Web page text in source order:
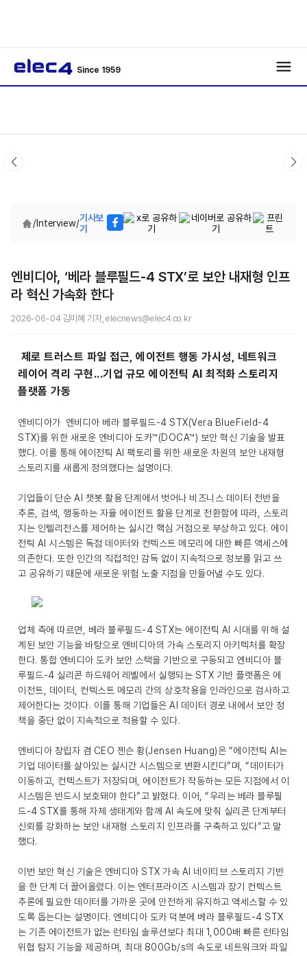
Since 1959
/Interview/기사보
기
엔비디아, ‘베라 블루필드-4 STX’로 보안 내재형 인프
라 혁신 가속화 한다
2026-06-04 김미혜 기자, elecnews@elec4.co.kr
제로 트러스트 파일 접근, 에이전트 행동 가시성, 네트워크
레이어 격리 구현...기업 규모 에이전틱 AI 최적화 스토리지
플랫폼 가동
엔비디아가 엔비디아 베라 블루필드-4 STX(Vera BlueField-4
STX)를 위한 새로운 엔비디아 도카™(DOCA™) 보안 혁신 기술을 발표
했다. 이를 통해 에이전틱 AI 팩토리를 위한 새로운 차원의 보안 내재형
스토리지를 새롭게 정의했다는 설명이다.
기업들이 단순 AI 챗봇 활용 단계에서 벗어나 비즈니스 데이터 전반을
추론, 검색, 행동하는 자율 에이전트 활용 단계로 전환함에 따라, 스토리
지는 인텔리전스를 제어하는 실시간 핵심 거점으로 부상하고 있다. 에이
전틱 AI 시스템은 독점 데이터와 컨텍스트 메모리에 대한 빠른 액세스에
의존한다. 또한 인간의 직접적인 감독 없이 지속적으로 정보를 읽고 쓰
고 공유하기 때문에 새로운 위험 노출 지점을 만들어낼 수도 있다.
업체 측에 따르면, 베라 블루필드-4 STX는 에이전틱 AI 시대를 위해 설
계된 보안 기능을 바탕으로 엔비디아의 가속 스토리지 아키텍처를 확장
한다. 통합 엔비디아 도카 보안 스택을 기반으로 구동되고 엔비디아 블
루필드-4 실리콘 하드웨어 레벨에서 실행되는 STX 기반 플랫폼은 에
이전트, 데이터, 컨텍스트 메모리 간의 상호작용을 인라인으로 검사하고
제어한다는 것이다. 이를 통해 기업들은 AI 데이터 경로 내에서 보안 정
책을 중단 없이 지속적으로 적용할 수 있다.
엔비디아 창립자 겸 CEO 젠슨 황(Jensen Huang)은 “에이전틱 AI는
기업 데이터를 살아있는 실시간 시스템으로 변환시킨다”며, “데이터가
이동하고, 컨텍스트가 저장되며, 에이전트가 작동하는 모든 지점에서 이
시스템은 반드시 보호돼야 한다”고 밝혔다. 이어, “우리는 베라 블루필
드-4 STX를 통해 자체 생태계와 함께 AI 속도에 맞춰 실리콘 단계부터
신뢰를 강화하는 보안 내재형 스토리지 인프라를 구축하고 있다”고 말
했다.
이번 보안 혁신 기술은 엔비디아 STX 가속 AI 네이티브 스토리지 기반
을 한 단계 더 끌어올렸다. 이는 엔터프라이즈 시스템과 장기 컨텍스트
추론에 필요한 데이터를 가까운 곳에 안전하게 유지하고 액세스할 수 있
도록 돕는다는 설명이다. 엔비디아 도카 덕분에 베라 블루필드-4 STX
는 기존 에이전트가 없는 런타임 솔루션보다 최대 1,000배 빠른 런타임
위협 탐지 기능을 제공하며, 최대 800Gb/s의 속도로 네트워크와 파일